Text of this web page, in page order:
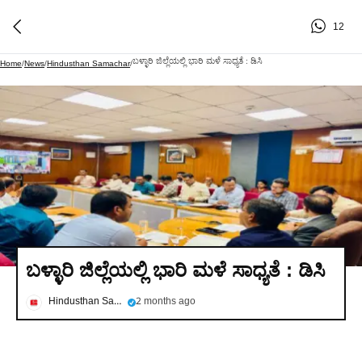
12
Home/News/Hindusthan Samachar/ಬಳ್ಳಾರಿ ಜಿಲ್ಲೆಯಲ್ಲಿ ಭಾರಿ ಮಳೆ ಸಾಧ್ಯತೆ : ಡಿಸಿ
ಬಳ್ಳಾರಿ ಜಿಲ್ಲೆಯಲ್ಲಿ ಭಾರಿ ಮಳೆ ಸಾಧ್ಯತೆ : ಡಿಸಿ
Hindusthan Samachar 2 months ago